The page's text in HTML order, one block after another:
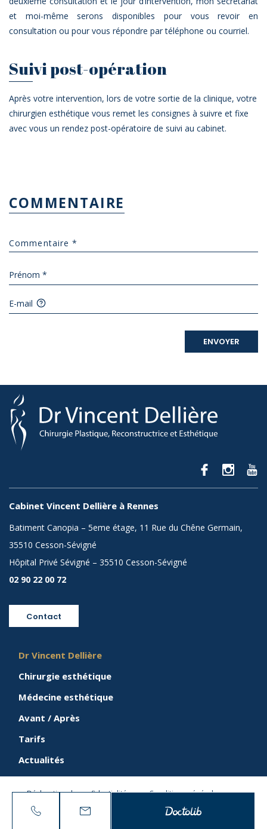
et moi-même serons disponibles pour vous revoir en
consultation ou pour vous répondre par téléphone ou courriel.
Suivi post-opération
Après votre intervention, lors de votre sortie de la clinique, votre
chirurgien esthétique vous remet les consignes à suivre et fixe
avec vous un rendez post-opératoire de suivi au cabinet.
COMMENTAIRE
Prénom *
E-mail
ENVOYER
Cabinet Vincent Dellière à Rennes
Batiment Canopia – 5eme étage, 11 Rue du Chêne Germain,
35510 Cesson-Sévigné
Hôpital Privé Sévigné – 35510 Cesson-Sévigné
02 90 22 00 72
Contact
Dr Vincent Dellière
Chirurgie esthétique
Médecine esthétique
Avant / Après
Tarifs
Actualités
Déclaration de confidentialité
Conditions générales
Création : Agence Sauvage /
Agence Antipodes Médical